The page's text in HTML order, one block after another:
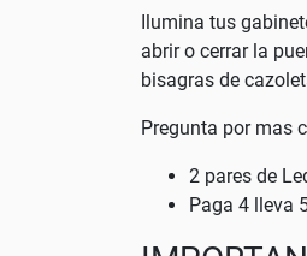
Ilumina tus
abrir o cerrar la
bisagras de
Pregunta por mas
2 pares de
Paga 4 lleva